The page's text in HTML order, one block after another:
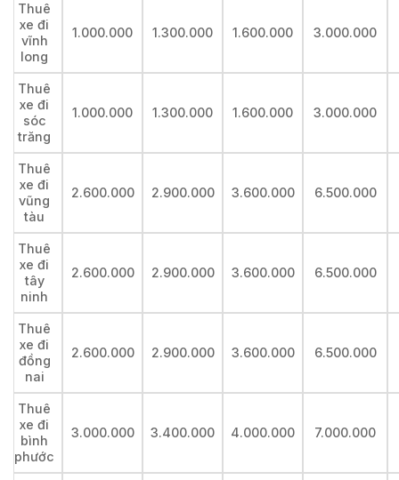
Thuê
xe đi
vĩnh
long
1.000.000 1.300.000 1.600.000 3.000.000
Thuê
xe đi
sóc
trăng
1.000.000 1.300.000 1.600.000 3.000.000
Thuê
xe đi
vũng
tàu
2.600.000 2.900.000 3.600.000 6.500.000
Thuê
xe đi
tây
ninh
2.600.000 2.900.000 3.600.000 6.500.000
Thuê
xe đi
đồng
nai
2.600.000 2.900.000 3.600.000 6.500.000
Thuê
xe đi
bình
phước
3.000.000 3.400.000 4.000.000 7.000.000